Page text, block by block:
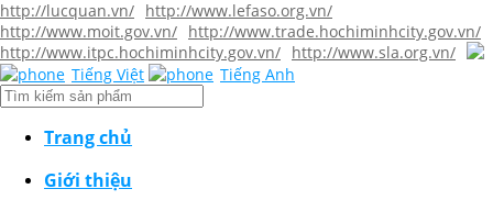
http://lucquan.vn/ http://www.lefaso.org.vn/
http://www.moit.gov.vn/ http://www.trade.hochiminhcity.gov.vn/
http://www.itpc.hochiminhcity.gov.vn/ http://www.sla.org.vn/
Tiếng Việt
Tiếng Anh
Trang chủ
Giới thiệu